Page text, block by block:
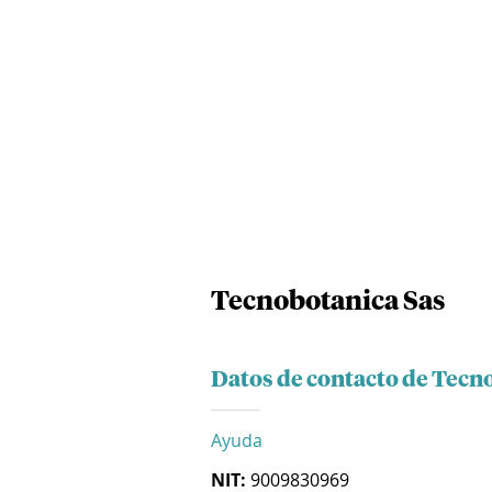
Tecnobotanica Sas
Datos de contacto de
Ayuda
NIT: 9009830969